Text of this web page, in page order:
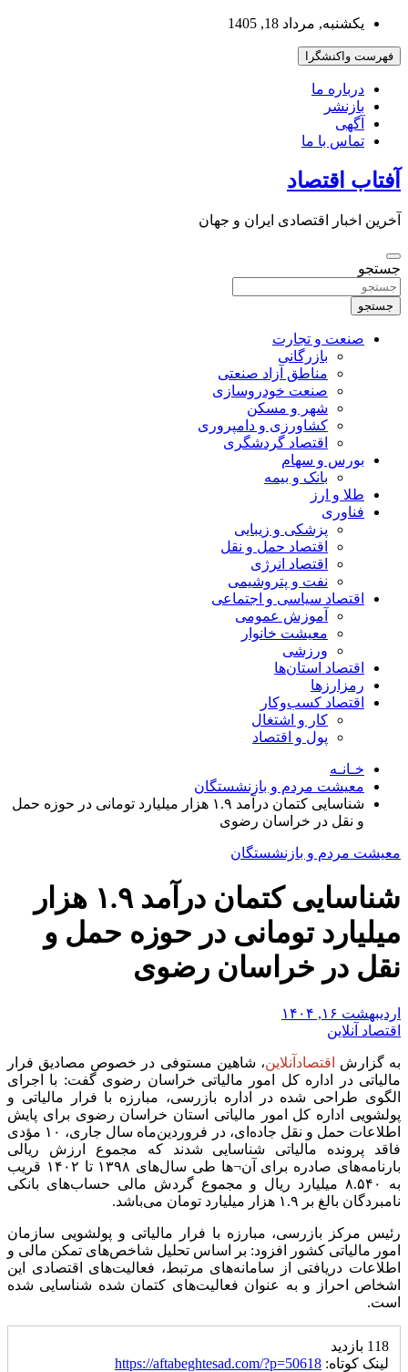
بروید
یکشنبه, مرداد 18, 1405
فهرست واکنشگرا
درباره ما
بازنشر
آگهی
تماس با ما
آفتاب اقتصاد
آخرین اخبار اقتصادی ایران و جهان
جستجو
جستجو
صنعت و تجارت
بازرگانی
مناطق آزاد صنعتی
صنعت خودروسازی
شهر و مسکن
کشاورزی و دامپروری
اقتصاد گردشگری
بورس و سهام
بانک و بیمه
طلا و ارز
فناوری
پزشکی و زیبایی
اقتصاد حمل و نقل
اقتصاد انرژی
نفت و پتروشیمی
اقتصاد سیاسی و اجتماعی
آموزش عمومی
معیشت خانوار
ورزشی
اقتصاد استان‌ها
رمزارزها
اقتصاد کسب‌و‌کار
کار و اشتغال
پول و اقتصاد
خـانـه
معیشت مردم و بازنشستگان
شناسایی کتمان درآمد ۱.۹ هزار میلیارد تومانی در حوزه حمل
و نقل در خراسان رضوی
معیشت مردم و بازنشستگان
شناسایی کتمان درآمد ۱.۹ هزار
میلیارد تومانی در حوزه حمل و
نقل در خراسان رضوی
اردیبهشت ۱۶, ۱۴۰۴
اقتصاد آنلاین
به گزارش اقتصادآنلاین، شاهین مستوفی در خصوص مصادیق فرار
مالیاتی در اداره کل امور مالیاتی خراسان رضوی گفت: با اجرای
الگوی طراحی شده در اداره بازرسی، مبارزه با فرار مالیاتی و
پولشویی اداره کل امور مالیاتی استان خراسان رضوی برای پایش
اطلاعات حمل و نقل جاده‌ای، در فروردین‌ماه سال جاری، ۱۰ مؤدی
فاقد پرونده مالیاتی شناسایی شدند که مجموع ارزش ریالی
بارنامه‌های صادره برای آن¬ها طی سال‌های ۱۳۹۸ تا ۱۴۰۲ قریب
به ۸.۵۴۰ میلیارد ریال و مجموع گردش مالی حساب‌های بانکی
نامبردگان بالغ بر ۱.۹ هزار میلیارد تومان می‌باشد.
رئیس مرکز بازرسی، مبارزه با فرار مالیاتی و پولشویی سازمان
امور مالیاتی کشور افزود: بر اساس تحلیل شاخص‌های تمکن مالی و
اطلاعات دریافتی از سامانه‌های مرتبط، فعالیت‌های اقتصادی این
اشخاص احراز و به عنوان فعالیت‌های کتمان شده شناسایی شده
است.
118 بازدید
لینک کوتاه: https://aftabeghtesad.com/?p=50618